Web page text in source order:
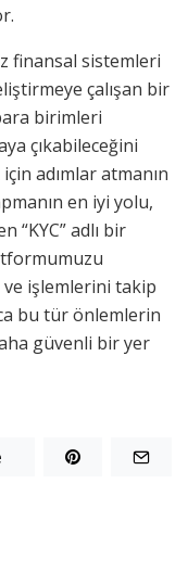
finansal sistemleri
çalışan bir
birimleri
çıkabileceğini
adımlar atmanın
en iyi yolu,
“KYC” adlı bir
ve işlemlerini takip
bu tür önlemlerin
güvenli bir yer